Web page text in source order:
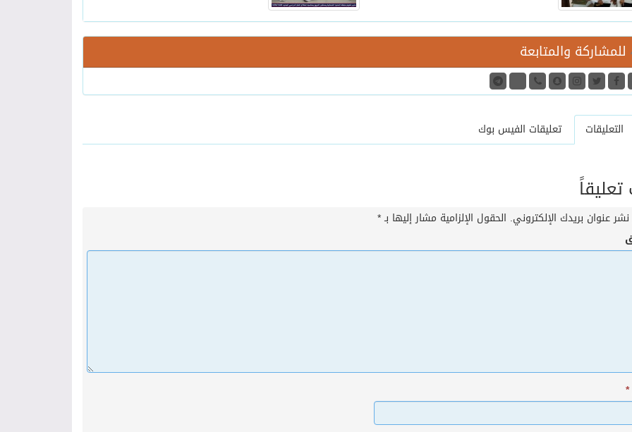
للمشاركة والمتابعة
التعليقات تعليقات الفيس بوك
عنوان بريدك الإلكتروني. الحقول الإلزامية مشار إليها بـ*
*